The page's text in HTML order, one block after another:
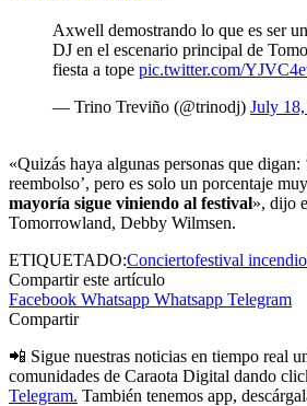
Axwell demostrando lo que es ser
DJ en el escenario principal de
fiesta a tope pic.twitter.com/
— Trino Treviño (@trinodj) July
«Quizás haya algunas personas que digan:
reembolso’, pero es solo un porcentaje
mayoría sigue viniendo al festival», dijo
Tomorrowland, Debby Wilmsen.
ETIQUETADO:Conciertofestival incendio
Compartir este artículo
Facebook Whatsapp Whatsapp Telegram
Compartir
📲 Sigue nuestras noticias en tiempo real
comunidades de Caraota Digital dando
Telegram. También tenemos app,